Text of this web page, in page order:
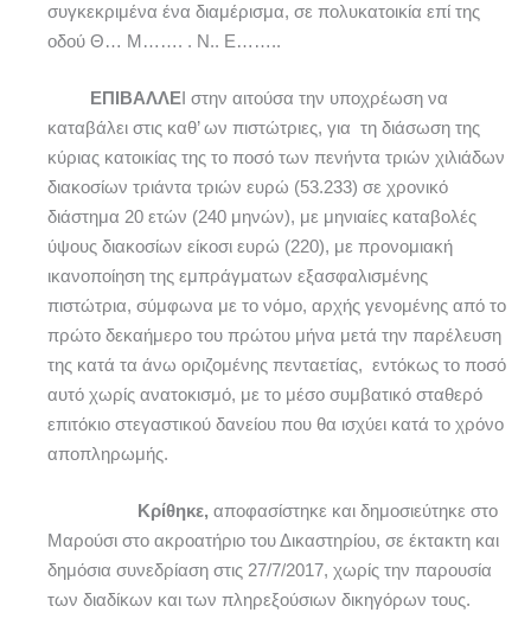
συγκεκριμένα ένα διαμέρισμα, σε πολυκατοικία επί της
οδού Θ… Μ……. . Ν.. Ε……..
ΕΠΙΒΑΛΛΕ Ι στην αιτούσα την υποχρέωση να
καταβάλει στις καθ’ ων πιστώτριες, για τη διάσωση της
κύριας κατοικίας της το ποσό των πενήντα τριών χιλιάδων
διακοσίων τριάντα τριών ευρώ (53.233) σε χρονικό
διάστημα 20 ετών (240 μηνών), με μηνιαίες καταβολές
ύψους διακοσίων είκοσι ευρώ (220), με προνομιακή
ικανοποίηση της εμπράγματων εξασφαλισμένης
πιστώτρια, σύμφωνα με το νόμο, αρχής γενομένης από το
πρώτο δεκαήμερο του πρώτου μήνα μετά την παρέλευση
της κατά τα άνω οριζομένης πενταετίας, εντόκως το ποσό
αυτό χωρίς ανατοκισμό, με το μέσο συμβατικό σταθερό
επιτόκιο στεγαστικού δανείου που θα ισχύει κατά το χρόνο
αποπληρωμής.
Κρίθηκε, αποφασίστηκε και δημοσιεύτηκε στο
Μαρούσι στο ακροατήριο του Δικαστηρίου, σε έκτακτη και
δημόσια συνεδρίαση στις 27/7/2017, χωρίς την παρουσία
των διαδίκων και των πληρεξούσιων δικηγόρων τους.